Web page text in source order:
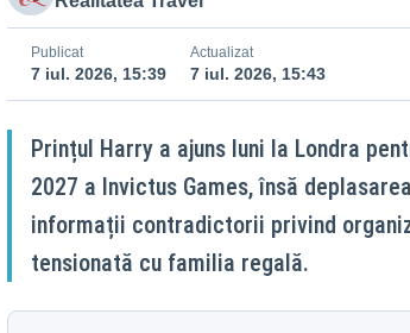
Publicat
7 iul. 2026, 15:39
Actualizat
7 iul. 2026, 15:43
Prințul Harry a ajuns luni la Londra
2027 a Invictus Games, însă
informații contradictorii privind
tensionată cu familia regală.